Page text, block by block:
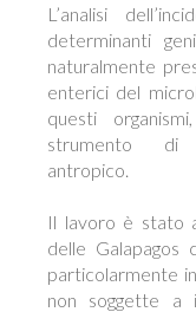
L’analisi
determinanti
naturalmente
enterici del
questi
strumento di
antropico.
Il lavoro è stato
delle Galapagos
particolarmente
non soggette a